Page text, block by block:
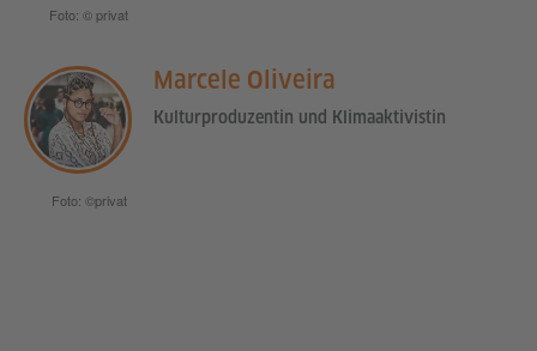
Foto: © privat
Marcele Oliveira
Kulturproduzentin und Klimaaktivistin
Foto: ©privat